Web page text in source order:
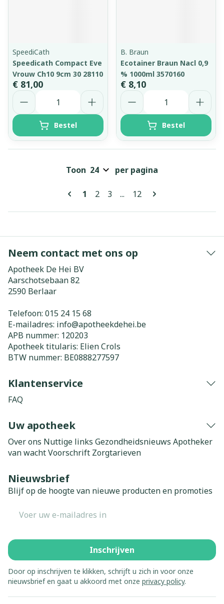
SpeediCath
Speedicath Compact Eve
Vrouw Ch10 9cm 30 28110
€ 81,00
Aantal
Bestel
B. Braun
Ecotainer Braun Nacl 0,9
% 1000ml 3570160
€ 8,10
Aantal
Bestel
Pagina's
U lees momenteel pagina
1 Pagina
2 Pagina
3 ... Pagina
12
Toon per pagina
Neem contact met ons op
Apotheek De Hei BV
Aarschotsebaan 82
2590 Berlaar
Telefoon: 015 24 15 68
E-mailadres: info@apotheekdehei.be
APB nummer: 120203
Apotheek titularis: Elien Crols
BTW nummer: BE0888277597
Klantenservice
FAQ
Uw apotheek
Over ons Nuttige links Gezondheidsnieuws Apotheker
van wachtVoorschrift Zorgtarieven
Nieuwsbrief
Blijf op de hoogte van nieuwe producten en promoties
Inschrijven
Door op inschrijven te klikken, schrijft u zich in voor onze
nieuwsbrief en gaat u akkoord met onze privacy policy.